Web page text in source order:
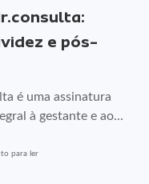
e pós-
é uma assinatura
à gestante e ao...
para ler